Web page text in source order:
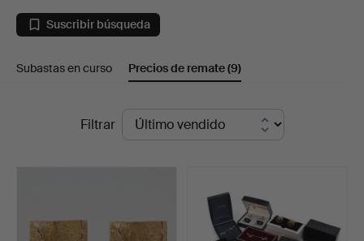
alfileres
de
Sydost
Suscribir búsqueda
Subastas en curso Precios de remate(9)
Filtrar